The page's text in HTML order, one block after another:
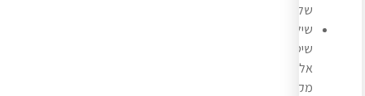
שלך.
שילוב
שיטות
אלו
מקדם